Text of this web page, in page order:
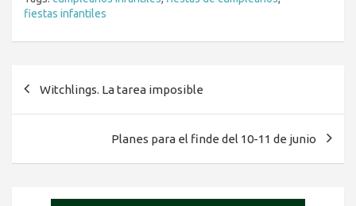
fiestas infantiles
Witchlings. La tarea imposible
Planes para el finde del 10-11 de junio